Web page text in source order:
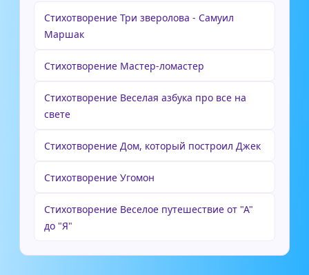
Стихотворение Три зверолова - Самуил
Маршак
Стихотворение Мастер-ломастер
Стихотворение Веселая азбука про все на
свете
Стихотворение Дом, который построил Джек
Стихотворение Угомон
Стихотворение Веселое путешествие от "А"
до "Я"